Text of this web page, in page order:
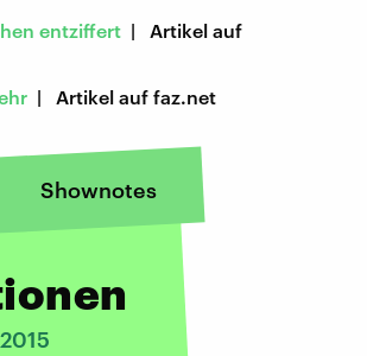
entziffert | Artikel auf
| Artikel auf faz.net
Shownotes